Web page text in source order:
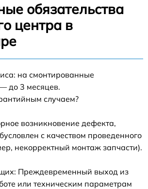
обязательства
центра в
на смонтированные
до 3 месяцев.
случаем?
возникновение дефекта,
с качеством проведенного
некорректный монтаж запчасти).
Преждевременный выход из
или техническим параметрам